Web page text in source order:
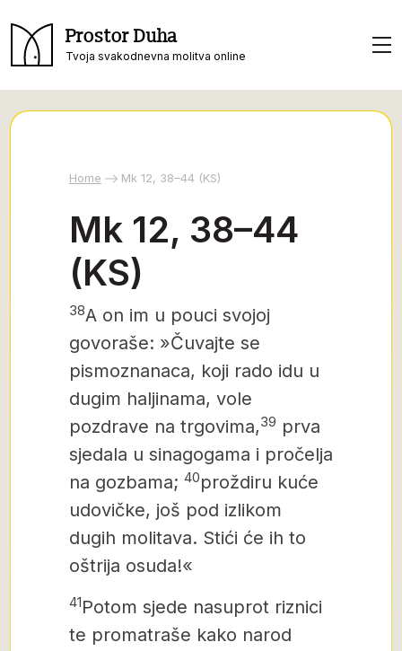
Prostor Duha
Tvoja svakodnevna molitva online
Home Mk 12, 38–44 (KS)
Mk 12, 38–44
(KS)
38A on im u pouci svojoj
govoraše: »Čuvajte se
pismoznanaca, koji rado idu u
dugim haljinama, vole
pozdrave na trgovima,39 prva
sjedala u sinagogama i pročelja
na gozbama; 40proždiru kuće
udovičke, još pod izlikom
dugih molitava. Stići će ih to
oštrija osuda!«
41Potom sjede nasuprot riznici
te promatraše kako narod